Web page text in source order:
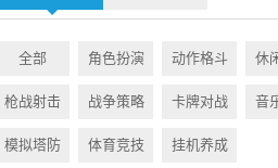
全部 角色扮演 动作格斗 休
枪战射击 战争策略 卡牌对战 音
模拟塔防 体育竞技 挂机养成